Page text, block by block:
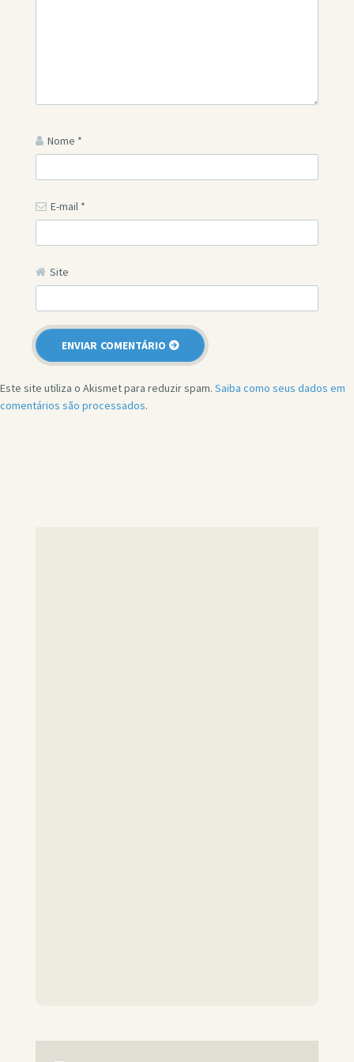
Nome *
E-mail *
Site
Este site utiliza o Akismet para reduzir spam. Saiba como seus dados em
comentários são processados.